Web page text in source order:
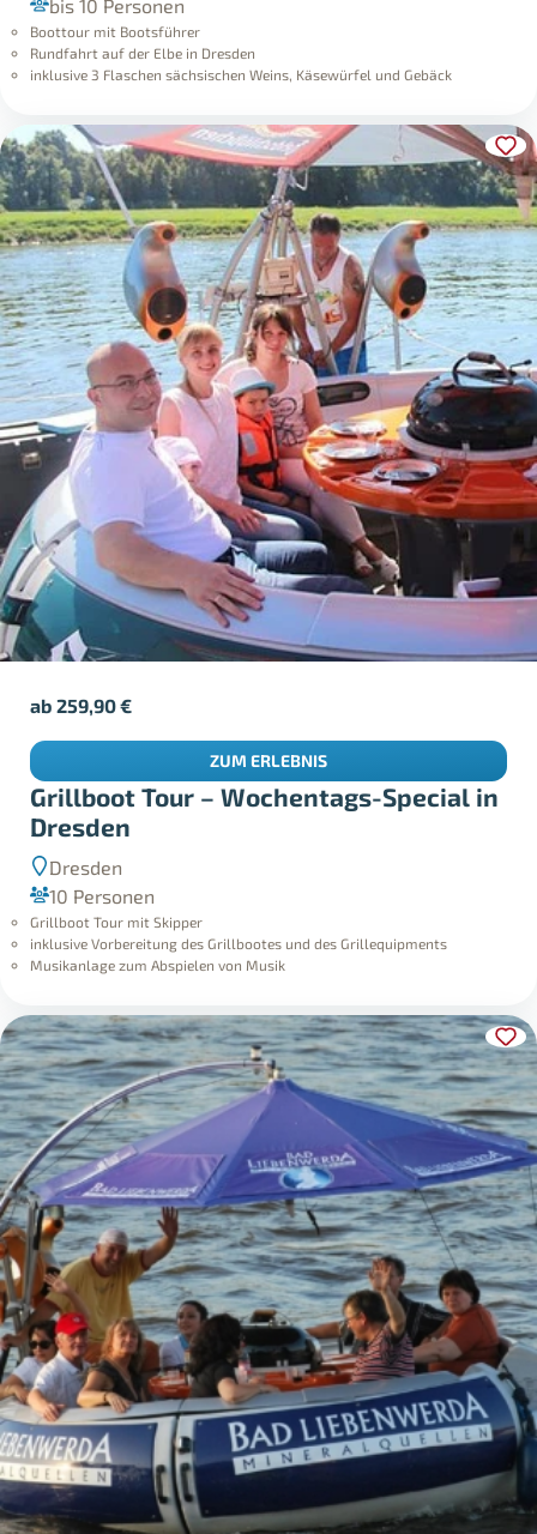
bis 10 Personen
Boottour mit Bootsführer
Rundfahrt auf der Elbe in Dresden
inklusive 3 Flaschen sächsischen Weins, Käsewürfel und Gebäck
Grillboot Tour – Wochentags-Special in
Dresden
Dresden
10 Personen
Grillboot Tour mit Skipper
inklusive Vorbereitung des Grillbootes und des Grillequipments
Musikanlage zum Abspielen von Musik
ab259,90€
ZUM ERLEBNIS